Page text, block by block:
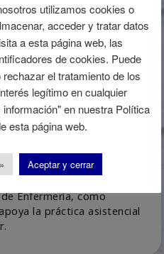
d’ Infermeria de
Oficial de la
15 de junio de 2016, que
para el ejercicio
en este ámbito
wp-
DOGC-1.7.16-Acord-
GID.pdf
evaluada y ha recibido el
Española de Sociedades
Enfermería, como
la práctica asistencial
utilizamos cookies o
acceder y tratar datos
a esta página web, las
de cookies. Puede
el tratamiento de los
legítimo en cualquier
en nuestra Política
esta página web.
Aceptar y cerrar